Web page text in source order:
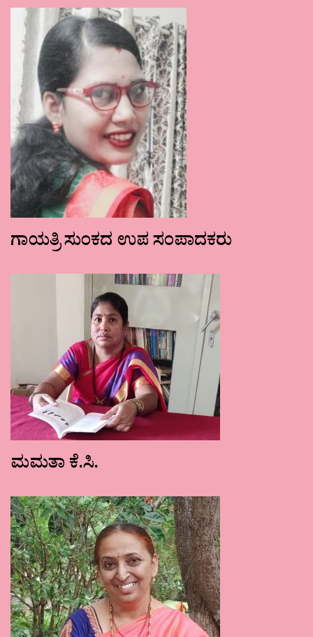
ಗಾಯತ್ರಿ ಸುಂಕದ ಉಪ ಸಂಪಾದಕರು
ಮಮತಾ ಕೆ.ಸಿ.